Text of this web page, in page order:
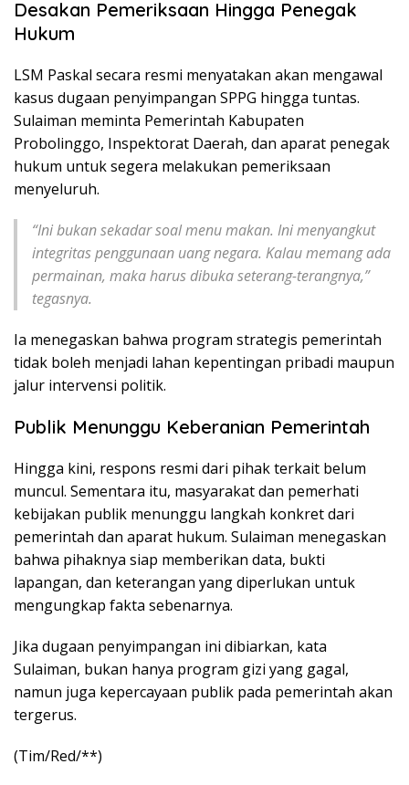
Desakan Pemeriksaan Hingga Penegak
Hukum
LSM Paskal secara resmi menyatakan akan mengawal
kasus dugaan penyimpangan SPPG hingga tuntas.
Sulaiman meminta Pemerintah Kabupaten
Probolinggo, Inspektorat Daerah, dan aparat penegak
hukum untuk segera melakukan pemeriksaan
menyeluruh.
“Ini bukan sekadar soal menu makan. Ini menyangkut
integritas penggunaan uang negara. Kalau memang ada
permainan, maka harus dibuka seterang-terangnya,”
tegasnya.
Ia menegaskan bahwa program strategis pemerintah
tidak boleh menjadi lahan kepentingan pribadi maupun
jalur intervensi politik.
Publik Menunggu Keberanian Pemerintah
Hingga kini, respons resmi dari pihak terkait belum
muncul. Sementara itu, masyarakat dan pemerhati
kebijakan publik menunggu langkah konkret dari
pemerintah dan aparat hukum. Sulaiman menegaskan
bahwa pihaknya siap memberikan data, bukti
lapangan, dan keterangan yang diperlukan untuk
mengungkap fakta sebenarnya.
Jika dugaan penyimpangan ini dibiarkan, kata
Sulaiman, bukan hanya program gizi yang gagal,
namun juga kepercayaan publik pada pemerintah akan
tergerus.
(Tim/Red/**)